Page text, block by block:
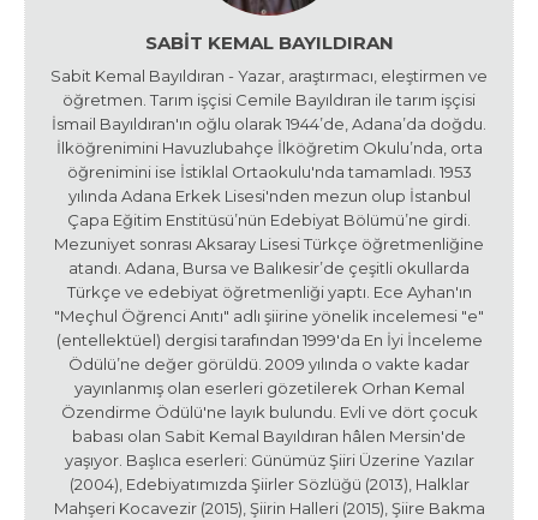
SABIT KEMAL BAYILDIRAN
Sabit Kemal Bayıldıran - Yazar, araştırmacı, eleştirmen ve
öğretmen. Tarım işçisi Cemile Bayıldıran ile tarım işçisi
İsmail Bayıldıran'ın oğlu olarak 1944’de, Adana’da doğdu.
İlköğrenimini Havuzlubahçe İlköğretim Okulu’nda, orta
öğrenimini ise İstiklal Ortaokulu'nda tamamladı. 1953
yılında Adana Erkek Lisesi'nden mezun olup İstanbul
Çapa Eğitim Enstitüsü’nün Edebiyat Bölümü’ne girdi.
Mezuniyet sonrası Aksaray Lisesi Türkçe öğretmenliğine
atandı. Adana, Bursa ve Balıkesir’de çeşitli okullarda
Türkçe ve edebiyat öğretmenliği yaptı. Ece Ayhan'ın
"Meçhul Öğrenci Anıtı" adlı şiirine yönelik incelemesi "e"
(entellektüel) dergisi tarafından 1999'da En İyi İnceleme
Ödülü’ne değer görüldü. 2009 yılında o vakte kadar
yayınlanmış olan eserleri gözetilerek Orhan Kemal
Özendirme Ödülü'ne layık bulundu. Evli ve dört çocuk
babası olan Sabit Kemal Bayıldıran hâlen Mersin'de
yaşıyor. Başlıca eserleri: Günümüz Şiiri Üzerine Yazılar
(2004), Edebiyatımızda Şiirler Sözlüğü (2013), Halklar
Mahşeri Kocavezir (2015), Şiirin Halleri (2015), Şiire Bakma